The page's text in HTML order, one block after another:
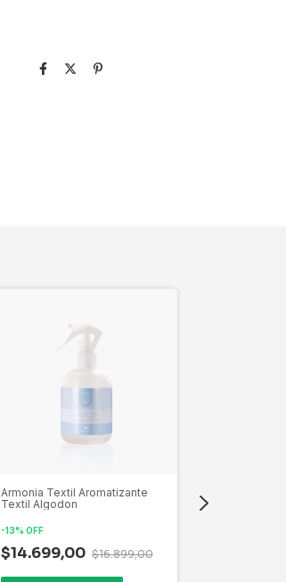
Armonia Textil Aromatizante
Textil Algodon
-13% OFF
$14.699,00 $16.899,00
Aguas para
Textil Repuesto